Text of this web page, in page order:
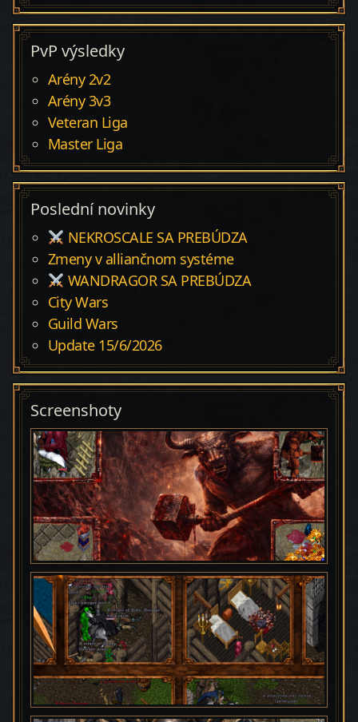
PvP výsledky
Arény 2v2
Arény 3v3
Veteran Liga
Master Liga
Poslední novinky
NEKROSCALE SA PREBÚDZA
Zmeny v alliančnom systéme
WANDRAGOR SA PREBÚDZA
City Wars
Guild Wars
Update 15/6/2026
Screenshoty